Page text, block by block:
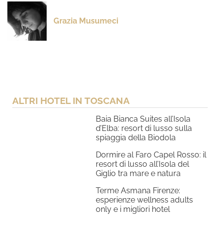
Grazia Musumeci
ALTRI HOTEL IN TOSCANA
Baia Bianca Suites all’Isola
d’Elba: resort di lusso sulla
spiaggia della Biodola
Dormire al Faro Capel Rosso: il
resort di lusso all’Isola del
Giglio tra mare e natura
Terme Asmana Firenze:
esperienze wellness adults
only e i migliori hotel